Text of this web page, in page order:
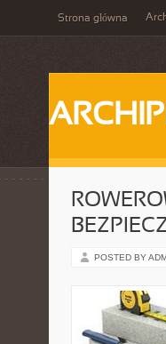
Strona główna
POSTED BY